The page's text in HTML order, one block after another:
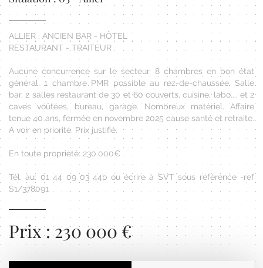
ALLIER : ANCIEN BAR - HÔTEL
RESTAURANT - TRAITEUR
Aucune concurrence sur le secteur. 8 chambres en bon état
général, 1 chambre PMR possible au rez-de-chaussée. Salle
bar, 2 salles restaurant de 30 et 60 couverts, cuisine, labo.... et 2
caves voûtées, bureau, garage. Nombreux matériel. Affaire
tenue 40 ans, fermée en novembre 2025 cause santé et retraite.
A voir en priorité. Prix justifié.
En toute propriété: 230.000€
Tél. au: 01 44 09 03 44þ ou écrire à SVT sous référence -ref
S1/378091
Prix : 230 000 €